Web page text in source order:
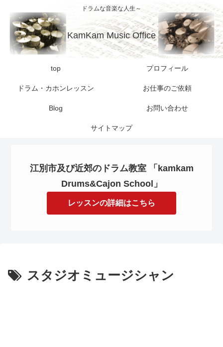
ドラムな音楽な人生～
KamKam Music Office
top プロフィール
ドラム・カホンレッスン お仕事のご依頼
Blog お問い合わせ
サイトマップ
江別市及び近郊のドラム教室 「kamkam
Drums&Cajon School」
レッスンの詳細はこちら
スタジオミュージシャン